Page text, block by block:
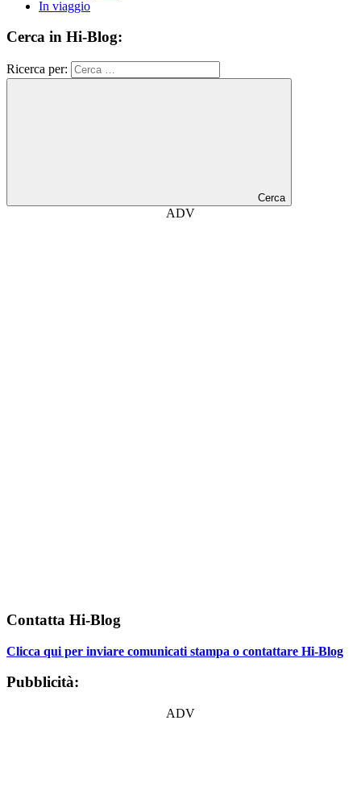
In viaggio
Cerca in Hi-Blog:
Ricerca per:
Cerca
ADV
Contatta Hi-Blog
Clicca qui per inviare comunicati stampa o contattare Hi-Blog
Pubblicità:
ADV